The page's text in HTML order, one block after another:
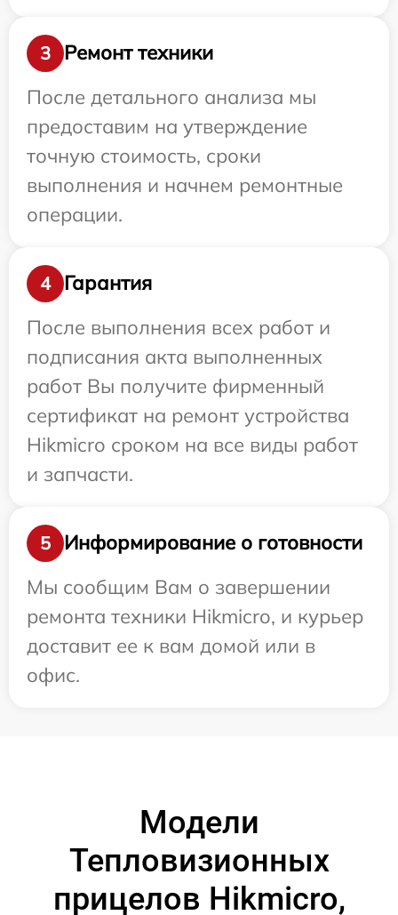
3
Ремонт техники
После детального анализа мы
предоставим на утверждение
точную стоимость, сроки
выполнения и начнем ремонтные
операции.
4
Гарантия
После выполнения всех работ и
подписания акта выполненных
работ Вы получите фирменный
сертификат на ремонт устройства
Hikmicro сроком на все виды работ
и запчасти.
5
Информирование о готовности
Мы сообщим Вам о завершении
ремонта техники Hikmicro, и курьер
доставит ее к вам домой или в
офис.
Модели
Тепловизионных
прицелов Hikmicro,